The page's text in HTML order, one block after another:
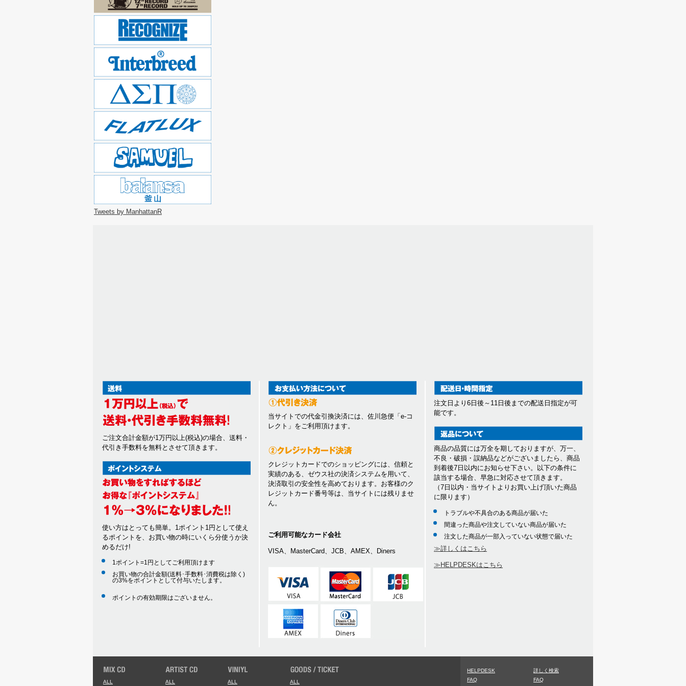
Tweets by ManhattanR
ご注文合計金額が1万円以上(税込)の場合、送料・
代引き手数料を無料とさせて頂きます。
使い方はとっても簡単。1ポイント1円として使え
るポイントを、お買い物の時にいくら分使うか決
めるだけ!
1ポイント=1円としてご利用頂けます
お買い物の合計金額(送料･手数料･消費税は除く)
の3%をポイントとして付与いたします。
ポイントの有効期限はございません。
当サイトでの代金引換決済には、佐川急便「e-コ
レクト」をご利用頂けます。
クレジットカードでのショッピングには、信頼と
実績のある、ゼウス社の決済システムを用いて、
決済取引の安全性を高めております。お客様のク
レジットカード番号等は、当サイトには残りませ
ん。
ご利用可能なカード会社
VISA、MasterCard、JCB、AMEX、Diners
注文日より6日後～11日後までの配送日指定が可
能です。
商品の品質には万全を期しておりますが、万一、
不良・破損・誤納品などがございましたら、商品
到着後7日以内にお知らせ下さい。以下の条件に
該当する場合、早急に対応させて頂きます。
（7日以内・当サイトよりお買い上げ頂いた商品
に限ります）
トラブルや不具合のある商品が届いた
間違った商品や注文していない商品が届いた
注文した商品が一部入っていない状態で届いた
≫詳しくはこちら
≫HELPDESKはこちら
ALL ALL ALL ALL
HELPDESK
FAQ
詳しく検索
FAQ